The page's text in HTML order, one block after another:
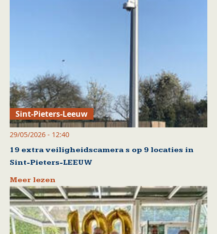
Sint-Pieters-Leeuw
29/05/2026 - 12:40
19 extra veiligheidscamera s op 9 locaties in
Sint-Pieters-LEEUW
Meer lezen